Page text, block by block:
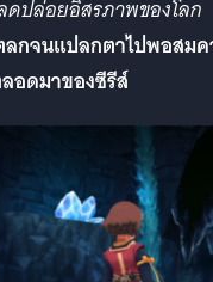
ปล่อยอิสรภาพของโลก
กจนแปลกตาไปพอสมค
อดมาของซีรีส์